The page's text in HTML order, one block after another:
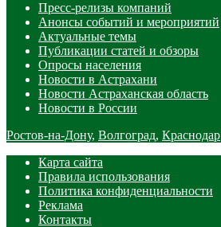
Пресс-релизы компаний
Анонсы событий и мероприятий
Актуальные темы
Публикации статей и обзоры
Опросы населения
Новости в Астрахани
Новости Астраханская область
Новости в России
Ростов-на-Дону, Волгоград, Краснодар
Карта сайта
Правила использования
Политика конфиденциальности
Реклама
Контакты